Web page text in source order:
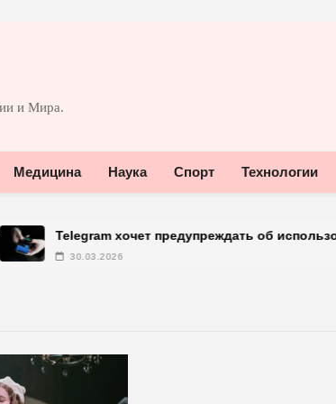
и Мира.
Медицина Наука Спорт Технологии
Telegram хочет предупреждать об
30.03.2026